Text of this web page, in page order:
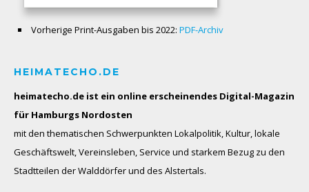
Vorherige Print-Ausgaben bis 2022: PDF-Archiv
HEIMATECHO.DE
heimatecho.de ist ein online erscheinendes Digital-Magazin
für Hamburgs Nordosten
mit den thematischen Schwerpunkten Lokalpolitik, Kultur, lokale
Geschäftswelt, Vereinsleben, Service und starkem Bezug zu den
Stadtteilen der Walddörfer und des Alstertals.